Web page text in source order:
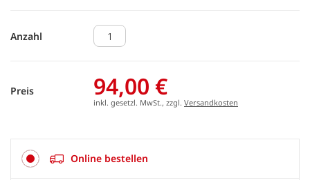
Anzahl
Preis 94,00 €
inkl. gesetzl. MwSt., zzgl. Versandkosten
Online bestellen